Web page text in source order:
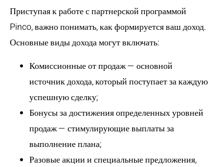
Приступая к работе с партнерской программой
Pinco, важно понимать, как формируется ваш доход.
Основные виды дохода могут включать:
Комиссионные от продаж — основной
источник дохода, который поступает за каждую
успешную сделку;
Бонусы за достижения определенных уровней
продаж — стимулирующие выплаты за
выполнение плана;
Разовые акции и специальные предложения,